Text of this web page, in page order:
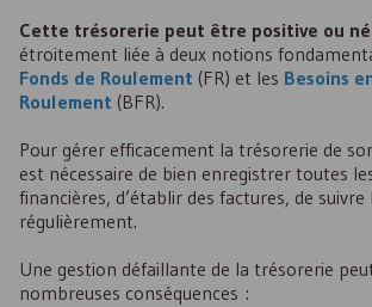
Cette trésorerie peut être positive ou
étroitement liée à deux notions
Fonds de Roulement (FR) et les Besoins
Roulement (BFR).
Pour gérer efficacement la trésorerie de
est nécessaire de bien enregistrer toutes
financières, d’établir des factures, de
régulièrement.
Une gestion défaillante de la trésorerie
nombreuses conséquences :